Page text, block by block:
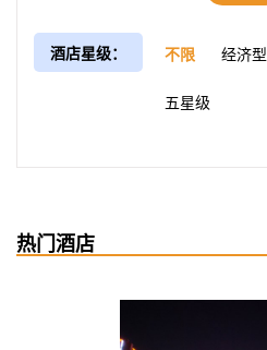
酒店星级： 不限 经济型
五星级
热门酒店